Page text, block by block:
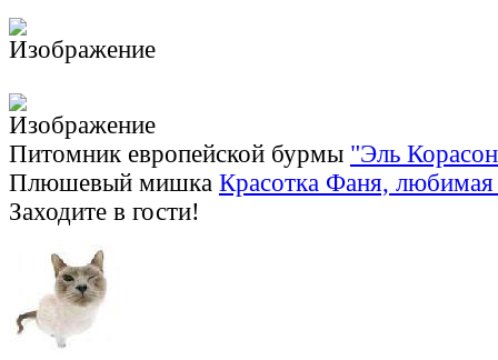
Питомник европейской бурмы "Эль
Плюшевый мишка Красотка Фаня, любимая
Заходите в гости!